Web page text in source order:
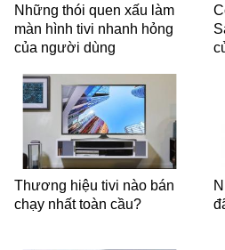
Những thói quen xấu làm
màn hình tivi nhanh hỏng
của người dùng
Thương hiệu tivi nào bán
chạy nhất toàn cầu?